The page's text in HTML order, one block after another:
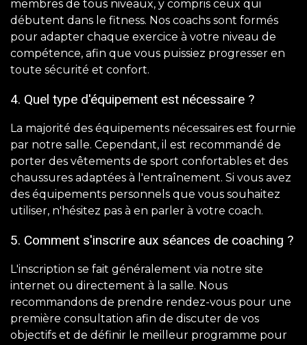
membres de tous niveaux, y compris ceux qui
débutent dans le fitness. Nos coachs sont formés
pour adapter chaque exercice à votre niveau de
compétence, afin que vous puissiez progresser en
toute sécurité et confort.
4. Quel type d'équipement est nécessaire ?
La majorité des équipements nécessaires est fournie
par notre salle. Cependant, il est recommandé de
porter des vêtements de sport confortables et des
chaussures adaptées à l'entraînement. Si vous avez
des équipements personnels que vous souhaitez
utiliser, n'hésitez pas à en parler à votre coach.
5. Comment s'inscrire aux séances de coaching ?
L'inscription se fait généralement via notre site
internet ou directement à la salle. Nous
recommandons de prendre rendez-vous pour une
première consultation afin de discuter de vos
objectifs et de définir le meilleur programme pour